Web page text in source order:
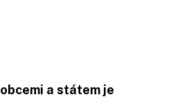
a státem je